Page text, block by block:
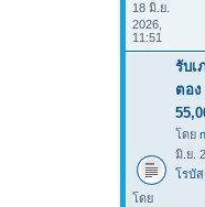
18 มิ.ย.
2026,
11:51
รับเ
ตอง
โดย
มิ.ย.
โรบั
โดย